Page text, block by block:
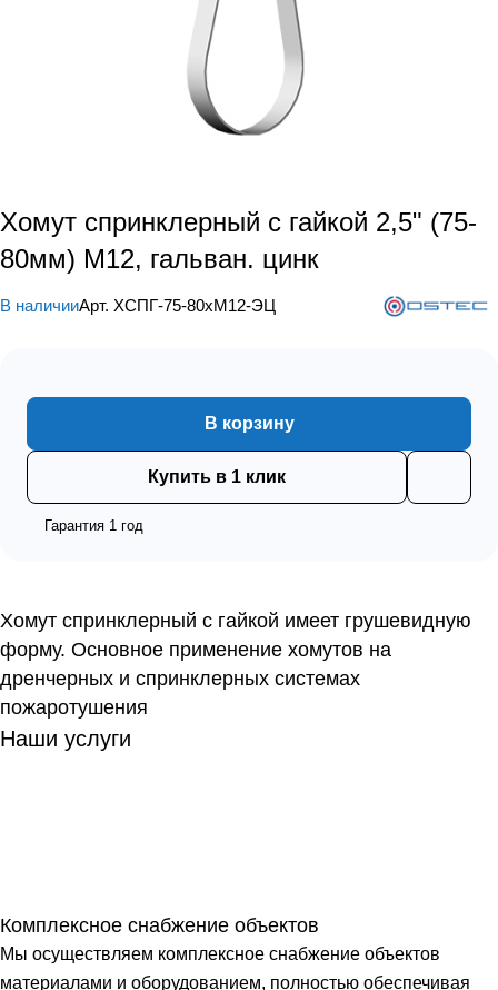
Хомут спринклерный с гайкой 2,5" (75-
80мм) М12, гальван. цинк
В наличииАрт. ХСПГ-75-80хМ12-ЭЦ
В корзину
Купить в 1 клик
Гарантия 1 год
Хомут спринклерный с гайкой имеет грушевидную
форму. Основное применение хомутов на
дренчерных и спринклерных системах
пожаротушения
Наши услуги
Комплексное снабжение объектов
Мы осуществляем комплексное снабжение объектов
материалами и оборудованием, полностью обеспечивая